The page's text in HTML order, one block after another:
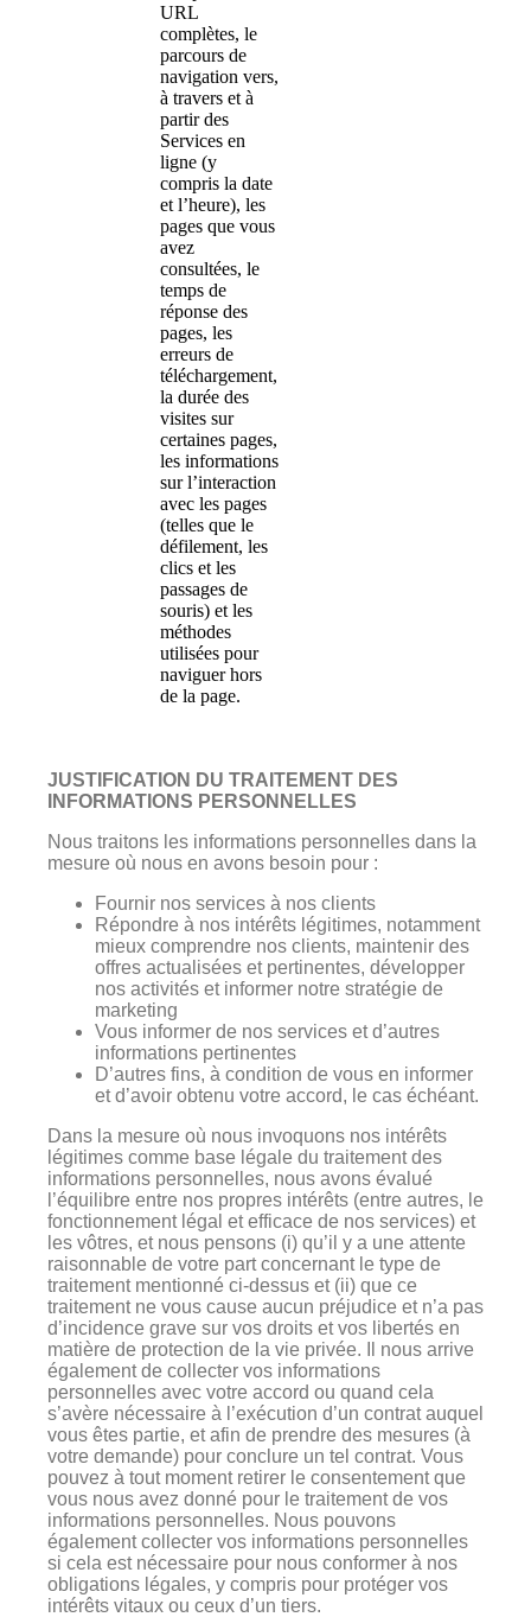
URL
complètes, le
parcours de
navigation vers,
à travers et à
partir des
Services en
ligne (y
compris la date
et l’heure), les
pages que vous
avez
consultées, le
temps de
réponse des
pages, les
erreurs de
téléchargement,
la durée des
visites sur
certaines pages,
les informations
sur l’interaction
avec les pages
(telles que le
défilement, les
clics et les
passages de
souris) et les
méthodes
utilisées pour
naviguer hors
de la page.
JUSTIFICATION DU TRAITEMENT DES
INFORMATIONS PERSONNELLES
Nous traitons les informations personnelles dans la
mesure où nous en avons besoin pour :
Fournir nos services à nos clients
Répondre à nos intérêts légitimes, notamment
mieux comprendre nos clients, maintenir des
offres actualisées et pertinentes, développer
nos activités et informer notre stratégie de
marketing
Vous informer de nos services et d’autres
informations pertinentes
D’autres fins, à condition de vous en informer
et d’avoir obtenu votre accord, le cas échéant.
Dans la mesure où nous invoquons nos intérêts
légitimes comme base légale du traitement des
informations personnelles, nous avons évalué
l’équilibre entre nos propres intérêts (entre autres, le
fonctionnement légal et efficace de nos services) et
les vôtres, et nous pensons (i) qu’il y a une attente
raisonnable de votre part concernant le type de
traitement mentionné ci-dessus et (ii) que ce
traitement ne vous cause aucun préjudice et n’a pas
d’incidence grave sur vos droits et vos libertés en
matière de protection de la vie privée. Il nous arrive
également de collecter vos informations
personnelles avec votre accord ou quand cela
s’avère nécessaire à l’exécution d’un contrat auquel
vous êtes partie, et afin de prendre des mesures (à
votre demande) pour conclure un tel contrat. Vous
pouvez à tout moment retirer le consentement que
vous nous avez donné pour le traitement de vos
informations personnelles. Nous pouvons
également collecter vos informations personnelles
si cela est nécessaire pour nous conformer à nos
obligations légales, y compris pour protéger vos
intérêts vitaux ou ceux d’un tiers.